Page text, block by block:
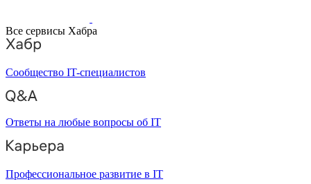
Все сервисы Хабра
Сообщество IT-специалистов
Ответы на любые вопросы об IT
Профессиональное развитие в IT